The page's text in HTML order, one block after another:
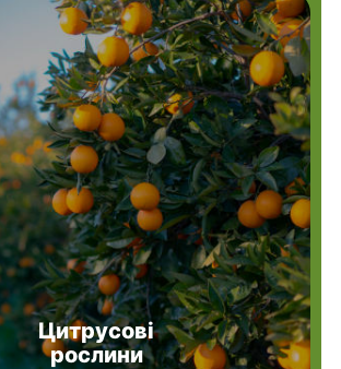
Цитрусові
рослини